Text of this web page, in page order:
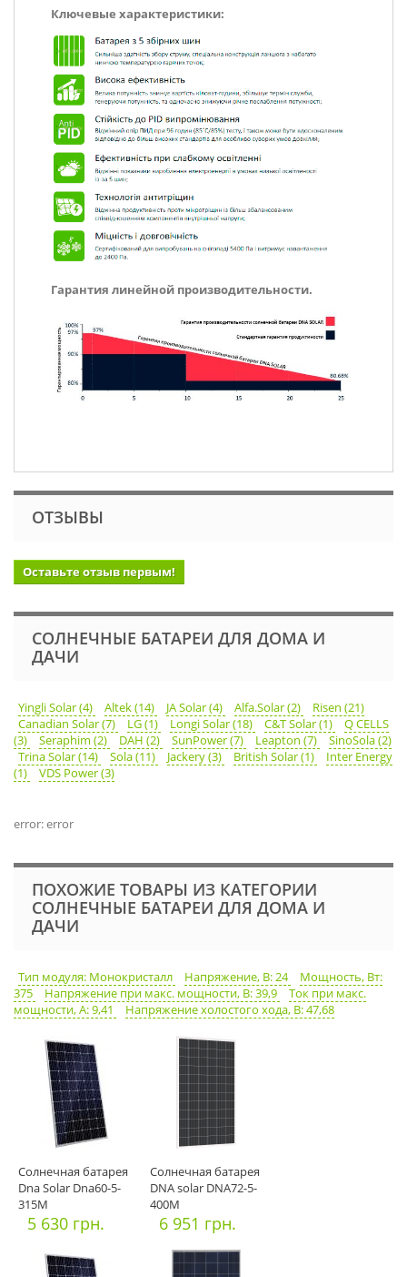
Ключевые характеристики:
Гарантия линейной производительности.
ОТЗЫВЫ
Оставьте отзыв первым!
СОЛНЕЧНЫЕ БАТАРЕИ ДЛЯ ДОМА И
ДАЧИ
Yingli Solar (4) Altek (14) JA Solar (4) Alfa.Solar (2)
Risen (21)
Canadian Solar (7)
LG (1) Longi Solar (18) C&T Solar (1)
Q CELLS
(3)
Seraphim (2) DAH (2) SunPower (7) Leapton (7)
SinoSola (2)
Trina Solar (14)
Sola (11) Jackery (3) British Solar (1)
Inter Energy
(1)
VDS Power (3)
error: error
ПОХОЖИЕ ТОВАРЫ ИЗ КАТЕГОРИИ
СОЛНЕЧНЫЕ БАТАРЕИ ДЛЯ ДОМА И
ДАЧИ
Тип модуля: Монокристалл Напряжение, В: 24
Мощность, Вт:
375
Напряжение при макс. мощности, В: 39,9
Ток при макс.
мощности, А: 9,41
Напряжение холостого хода, В: 47,68
Солнечная батарея
Dna Solar Dna60-5-
315M
5 630 грн.
Солнечная батарея
DNA solar DNA72-5-
400M
6 951 грн.